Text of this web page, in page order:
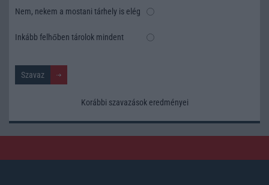
Nem, nekem a mostani tárhely is elég
Inkább felhőben tárolok mindent
Korábbi szavazások eredményei